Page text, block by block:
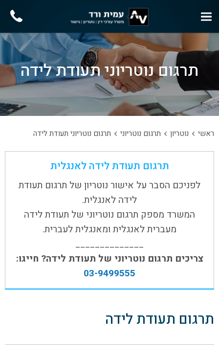
תרגום נוטריוני תעודת לידה
ראשי נוטריון תרגום נוטריוני תרגום נוטריוני תעודת לידה
תרגום תעודת לידה לאנגלית
לפניכם הסבר על אישור נוטריון של תרגום תעודת
לידה לאנגלית.
המשרד מספק תרגום נוטריוני של תעודת לידה
מעברית לאנגלית ומאנגלית לעברית.
______________
צריכים תרגום נוטריוני של תעודת לידה? חייגו:
03-9499555
תרגום תעודת לידה